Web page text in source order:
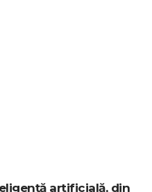
artificială, din